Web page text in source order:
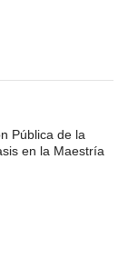
Pública de la
en la Maestría